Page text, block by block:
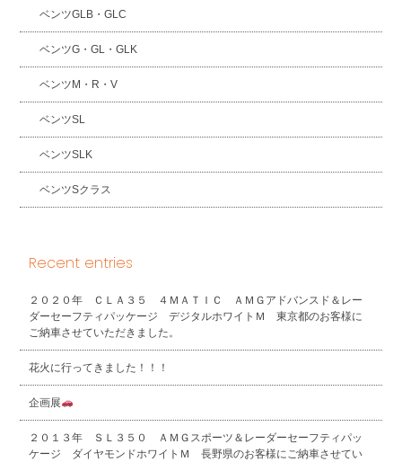
ベンツGLB・GLC
ベンツG・GL・GLK
ベンツM・R・V
ベンツSL
ベンツSLK
ベンツSクラス
Recent entries
２０２０年 ＣＬＡ３５ ４ＭＡＴＩＣ ＡＭＧアドバンスド＆レー
ダーセーフティパッケージ デジタルホワイトＭ 東京都のお客様に
ご納車させていただきました。
花火に行ってきました！！！
企画展
２０１３年 ＳＬ３５０ ＡＭＧスポーツ＆レーダーセーフティパッ
ケージ ダイヤモンドホワイトＭ 長野県のお客様にご納車させてい